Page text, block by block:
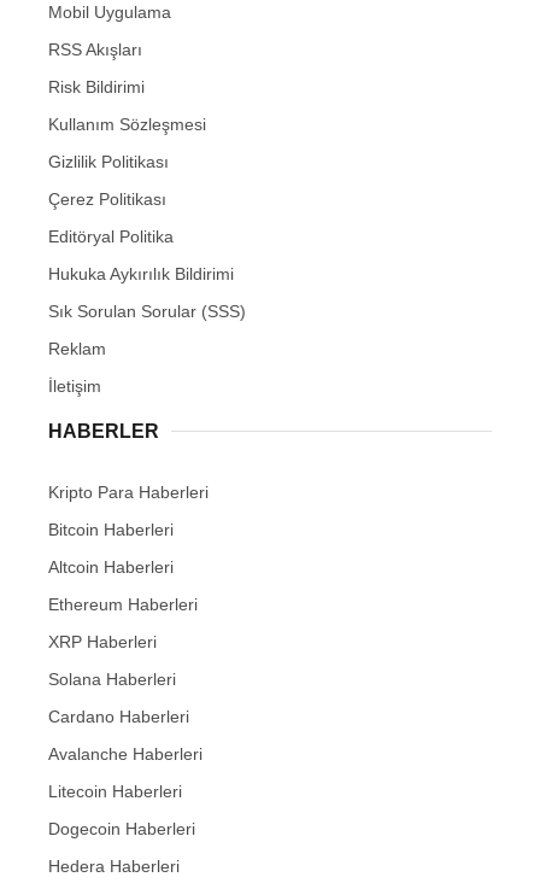
Mobil Uygulama
RSS Akışları
Risk Bildirimi
Kullanım Sözleşmesi
Gizlilik Politikası
Çerez Politikası
Editöryal Politika
Hukuka Aykırılık Bildirimi
Sık Sorulan Sorular (SSS)
Reklam
İletişim
HABERLER
Kripto Para Haberleri
Bitcoin Haberleri
Altcoin Haberleri
Ethereum Haberleri
XRP Haberleri
Solana Haberleri
Cardano Haberleri
Avalanche Haberleri
Litecoin Haberleri
Dogecoin Haberleri
Hedera Haberleri